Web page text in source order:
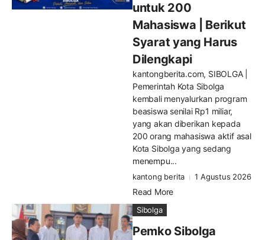
untuk 200
Mahasiswa | Berikut
Syarat yang Harus
Dilengkapi
kantongberita.com, SIBOLGA |
Pemerintah Kota Sibolga
kembali menyalurkan program
beasiswa senilai Rp1 miliar,
yang akan diberikan kepada
200 orang mahasiswa aktif asal
Kota Sibolga yang sedang
menempu...
kantong berita 1 Agustus 2026
Read More
Sibolga
Pemko Sibolga